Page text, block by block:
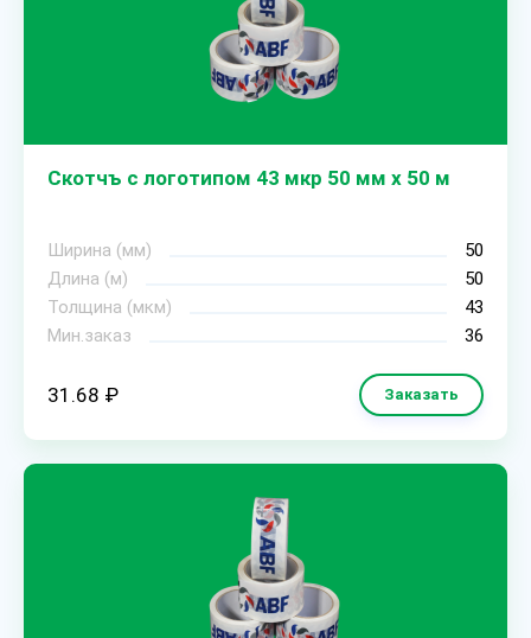
Скотчъ с логотипом 43 мкр 50 мм х 50 м
Ширина (мм)
50
Длина (м)
50
Толщина (мкм)
43
Мин.заказ
36
31.68 ₽ Заказать